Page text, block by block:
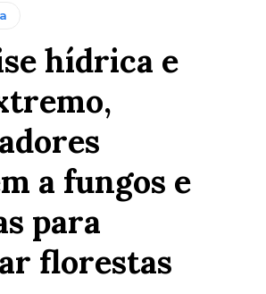
hídrica e
a fungos e
para
florestas